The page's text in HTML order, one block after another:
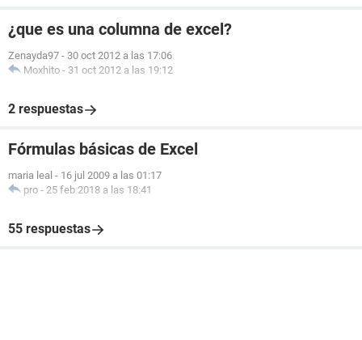
¿que es una columna de excel?
Zenayda97 - 30 oct 2012 a las 17:06
Moxhito - 31 oct 2012 a las 19:12
2 respuestas
Fórmulas básicas de Excel
maria leal - 16 jul 2009 a las 01:17
pro - 25 feb 2018 a las 18:41
55 respuestas